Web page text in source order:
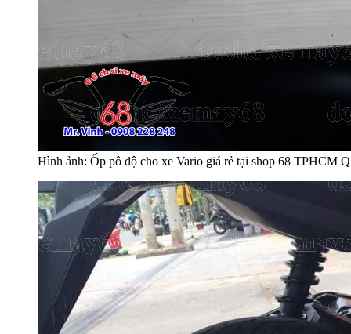
Hình ảnh: Ốp pô độ cho xe Vario giá rẻ tại shop 68 TPHCM